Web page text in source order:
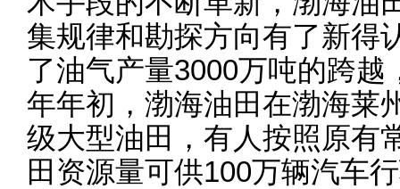
集规律和勘探方向有了新得
了油气产量3000万吨的跨
年年初，渤海油田在渤海莱
级大型油田，有人按照原有
田资源量可供100万辆汽车